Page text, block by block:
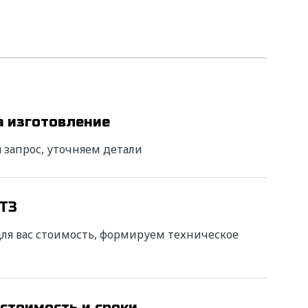
изготовление
уточняем детали
вас стоимость, формируем техническое
с